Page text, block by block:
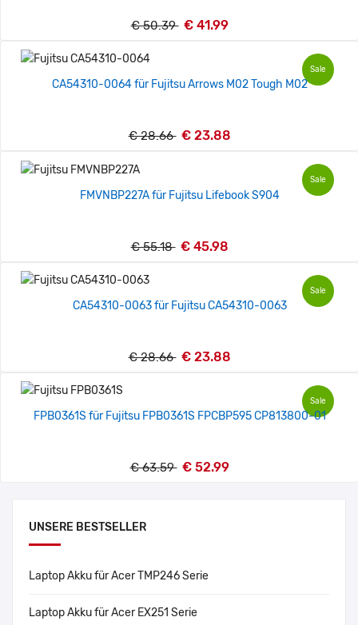
UNSERE BESTSELLER
Laptop Akku für Acer TMP246 Serie
Laptop Akku für Acer EX251 Serie
€ 50.39 € 41.99
Sale
CA54310-0064 für Fujitsu Arrows M02 Tough M02
€ 28.66 € 23.88
Sale
FMVNBP227A für Fujitsu Lifebook S904
€ 55.18 € 45.98
Sale
CA54310-0063 für Fujitsu CA54310-0063
€ 28.66 € 23.88
Sale
FPB0361S für Fujitsu FPB0361S FPCBP595 CP813800-01
€ 63.59 € 52.99